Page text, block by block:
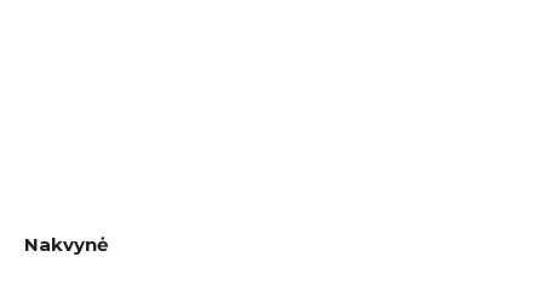
Nakvynė